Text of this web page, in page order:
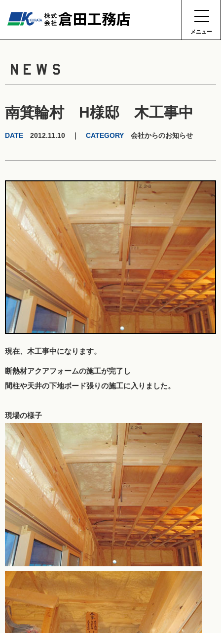
メニュー
NEWS
南箕輪村 H様邸 木工事中
DATE 2012.11.10 ｜ CATEGORY 会社からのお知らせ
現在、木工事中になります。
断熱材アクアフォームの施工が完了し
間柱や天井の下地ボード張りの施工に入りました。
現場の様子